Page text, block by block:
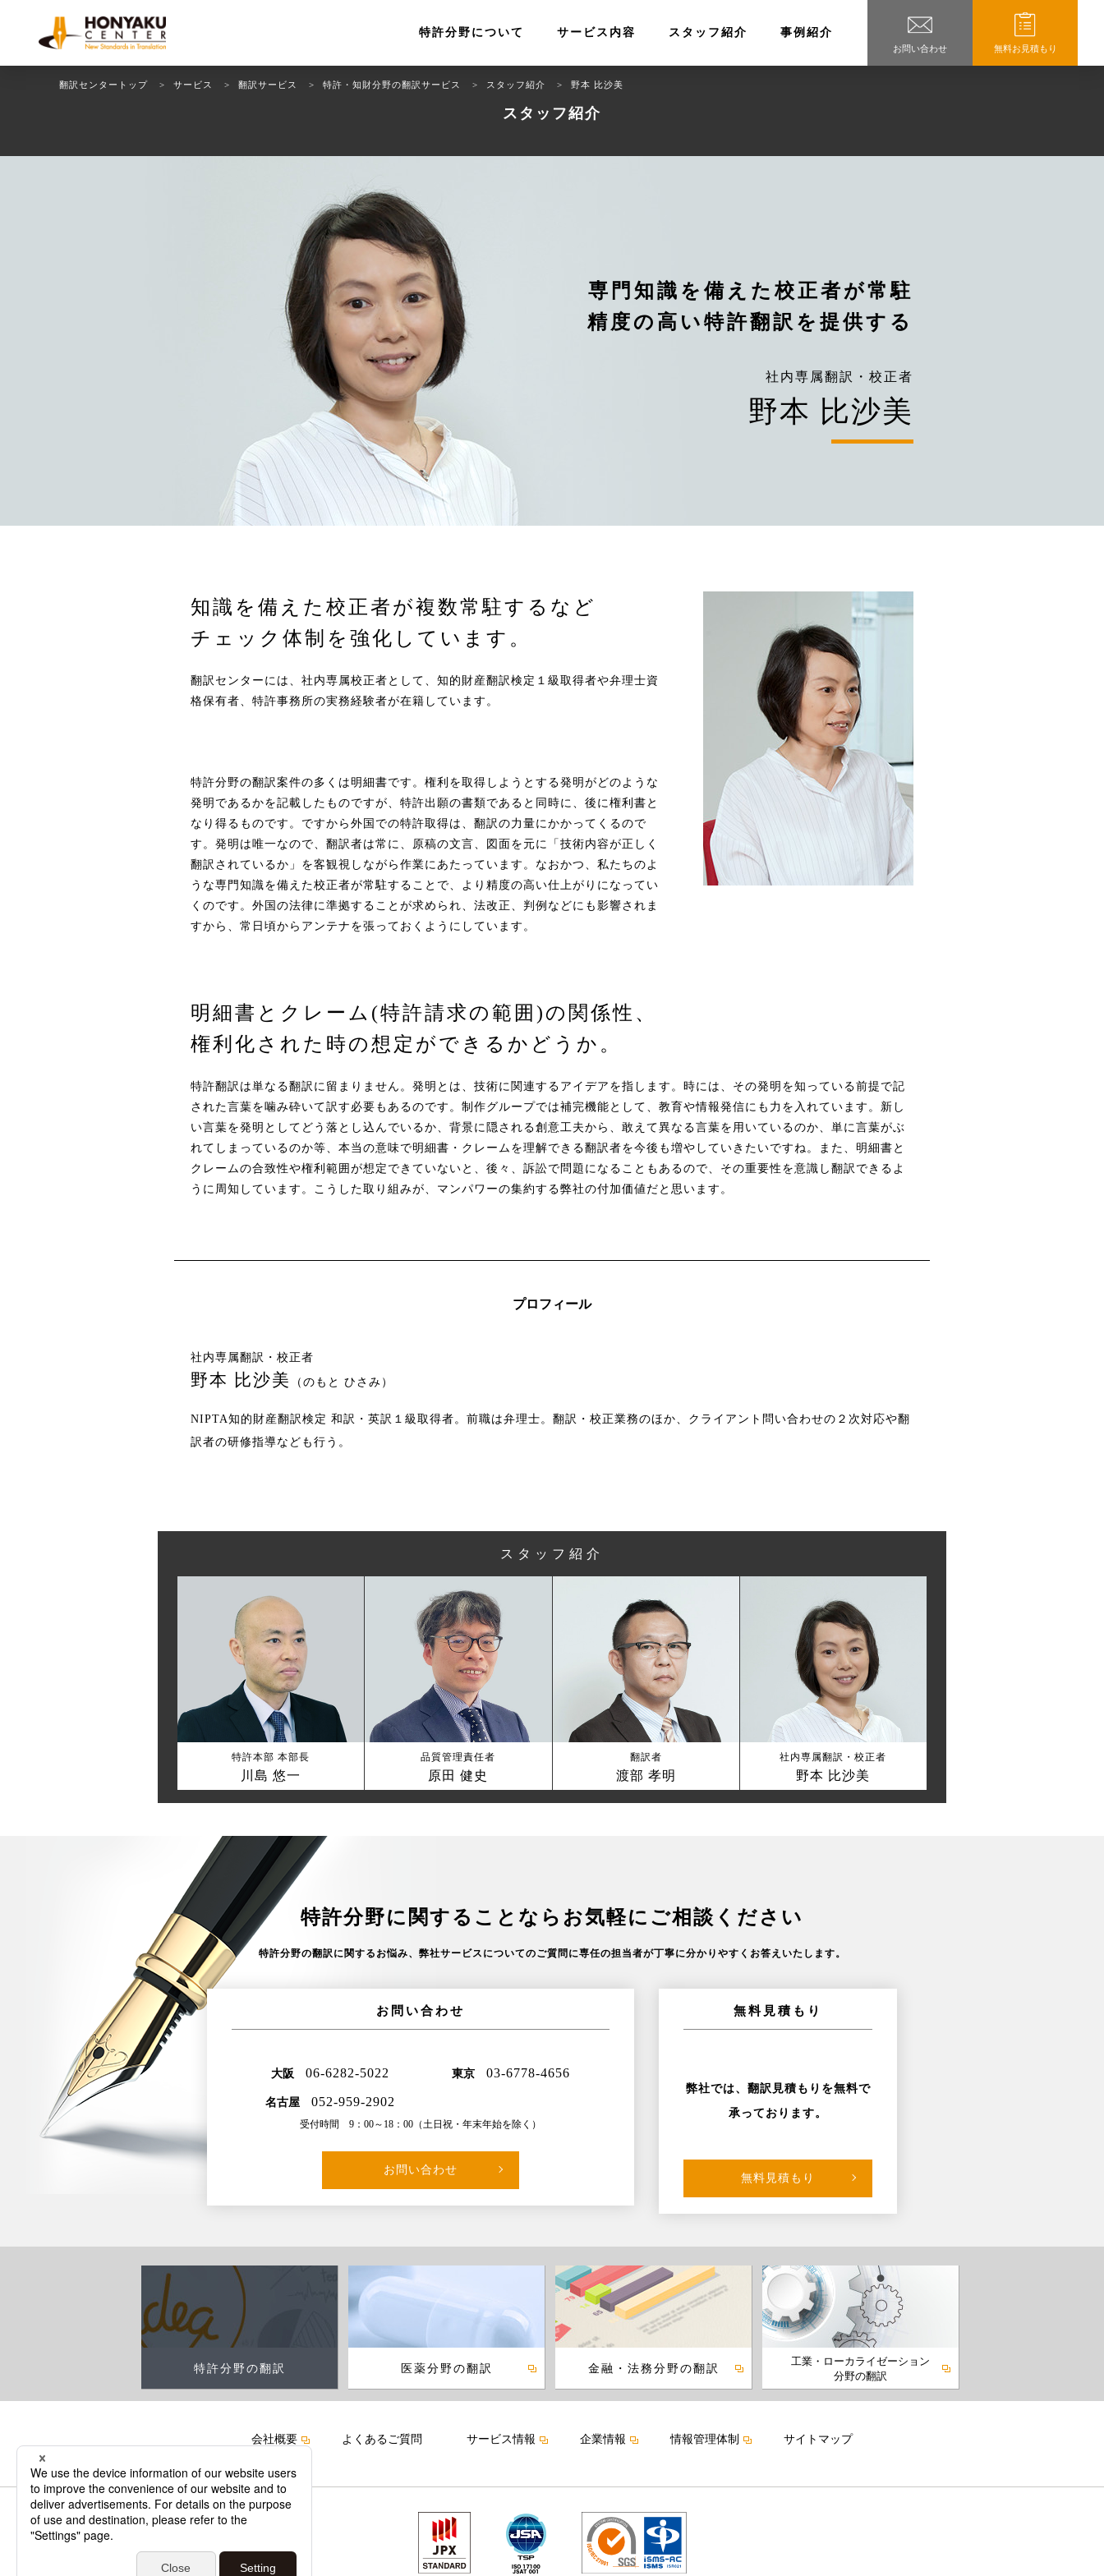
特許分野について サービス内容 スタッフ紹介 事例紹介
お問い合わせ 無料お見積もり
翻訳センタートップ サービス 翻訳サービス 特許・知財分野の翻訳サービス スタッフ紹介 野本 比沙美
スタッフ紹介
専門知識を備えた校正者が常駐
精度の高い特許翻訳を提供する
社内専属翻訳・校正者
野本 比沙美
知識を備えた校正者が複数常駐するなど
チェック体制を強化しています。
翻訳センターには、社内専属校正者として、知的財産翻訳検定１級取得者や弁理士資
格保有者、特許事務所の実務経験者が在籍しています。
特許分野の翻訳案件の多くは明細書です。権利を取得しようとする発明がどのような
発明であるかを記載したものですが、特許出願の書類であると同時に、後に権利書と
なり得るものです。ですから外国での特許取得は、翻訳の力量にかかってくるので
す。発明は唯一なので、翻訳者は常に、原稿の文言、図面を元に「技術内容が正しく
翻訳されているか」を客観視しながら作業にあたっています。なおかつ、私たちのよ
うな専門知識を備えた校正者が常駐することで、より精度の高い仕上がりになってい
くのです。外国の法律に準拠することが求められ、法改正、判例などにも影響されま
すから、常日頃からアンテナを張っておくようにしています。
明細書とクレーム (特許請求の範囲)の関係性、
権利化された時の想定ができるかどうか。
特許翻訳は単なる翻訳に留まりません。発明とは、技術に関連するアイデアを指します。時には、その発明を知っている前提で記
された言葉を噛み砕いて訳す必要もあるのです。制作グループでは補完機能として、教育や情報発信にも力を入れています。新し
い言葉を発明としてどう落とし込んでいるか、背景に隠される創意工夫から、敢えて異なる言葉を用いているのか、単に言葉がぶ
れてしまっているのか等、本当の意味で明細書・クレームを理解できる翻訳者を今後も増やしていきたいですね。また、明細書と
クレームの合致性や権利範囲が想定できていないと、後々、訴訟で問題になることもあるので、その重要性を意識し翻訳できるよ
うに周知しています。こうした取り組みが、マンパワーの集約する弊社の付加価値だと思います。
プロフィール
社内専属翻訳・校正者
野本 比沙美 （のもと ひさみ）
NIPTA知的財産翻訳検定 和訳・英訳１級取得者。前職は弁理士。翻訳・校正業務のほか、クライアント問い合わせの２次対応や翻
訳者の研修指導なども行う。
スタッフ紹介
特許本部 本部長
川島 悠一
品質管理責任者
原田 健史
翻訳者
渡部 孝明
社内専属翻訳・校正者
野本 比沙美
特許分野に関することなら お気軽にご相談ください
特許分野の翻訳に関するお悩み、 弊社サービスについてのご質問に専任の担当者が丁寧に分かりやすくお答えいたします。
お問い合わせ
大阪 06-6282-5022 東京 03-6778-4656
名古屋 052-959-2902
受付時間 9：00～18：00 （土日祝・年末年始を除く）
お問い合わせ
無料見積もり
弊社では、翻訳見積もりを無料で
承っております。
無料見積もり
特許分野の翻訳 医薬分野の翻訳 金融・法務分野の翻訳
工業・ローカライゼーション
分野の翻訳
会社概要 よくあるご質問 サービス情報 企業情報 情報管理体制 サイトマップ